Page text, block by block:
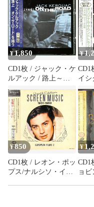
¥1,850
CD1枚 / ジャック・ケ
ルアック / 路上～オ
(うた)う / D00183064
¥
CD1
イシ
マン
テア
ラ・
ル編
¥850
CD1枚 / レオン・ポッ
プス/ナルシソ・イエ
¥
CD1
ョ